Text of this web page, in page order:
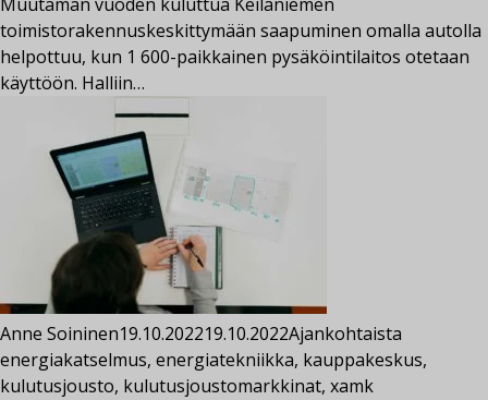
toimistorakennuskeskittymään saapuminen omalla autolla
helpottuu, kun 1 600-paikkainen pysäköintilaitos otetaan
käyttöön. Halliin…
Anne Soininen19.10.202219.10.2022Ajankohtaista
energiakatselmus, energiatekniikka, kauppakeskus,
kulutusjousto, kulutusjoustomarkkinat, xamk